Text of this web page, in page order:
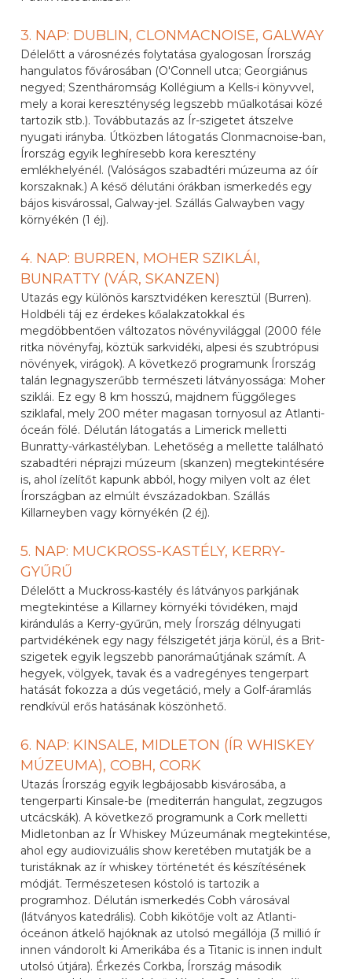
3. NAP: DUBLIN, CLONMACNOISE, GALWAY
Délelőtt a városnézés folytatása gyalogosan Írország
hangulatos fővárosában (O'Connell utca; Georgiánus
negyed; Szentháromság Kollégium a Kells-i könyvvel,
mely a korai kereszténység legszebb műalkotásai közé
tartozik stb.). Továbbutazás az Ír-szigetet átszelve
nyugati irányba. Útközben látogatás Clonmacnoise-ban,
Írország egyik leghíresebb kora keresztény
emlékhelyénél. (Valóságos szabadtéri múzeuma az óír
korszaknak.) A késő délutáni órákban ismerkedés egy
bájos kisvárossal, Galway-jel. Szállás Galwayben vagy
környékén (1 éj).
4. NAP: BURREN, MOHER SZIKLÁI,
BUNRATTY (VÁR, SKANZEN)
Utazás egy különös karsztvidéken keresztül (Burren).
Holdbéli táj ez érdekes kőalakzatokkal és
megdöbbentően változatos növényvilággal (2000 féle
ritka növényfaj, köztük sarkvidéki, alpesi és szubtrópusi
növények, virágok). A következő programunk Írország
talán legnagyszerűbb természeti látványossága: Moher
sziklái. Ez egy 8 km hosszú, majdnem függőleges
sziklafal, mely 200 méter magasan tornyosul az Atlanti-
óceán fölé. Délután látogatás a Limerick melletti
Bunratty-várkastélyban. Lehetőség a mellette található
szabadtéri néprajzi múzeum (skanzen) megtekintésére
is, ahol ízelítőt kapunk abból, hogy milyen volt az élet
Írországban az elmúlt évszázadokban. Szállás
Killarneyben vagy környékén (2 éj).
5. NAP: MUCKROSS-KASTÉLY, KERRY-
GYŰRŰ
Délelőtt a Muckross-kastély és látványos parkjának
megtekintése a Killarney környéki tóvidéken, majd
kirándulás a Kerry-gyűrűn, mely Írország délnyugati
partvidékének egy nagy félszigetét járja körül, és a Brit-
szigetek egyik legszebb panorámaútjának számít. A
hegyek, völgyek, tavak és a vadregényes tengerpart
hatását fokozza a dús vegetáció, mely a Golf-áramlás
rendkívül erős hatásának köszönhető.
6. NAP: KINSALE, MIDLETON (ÍR WHISKEY
MÚZEUMA), COBH, CORK
Utazás Írország egyik legbájosabb kisvárosába, a
tengerparti Kinsale-be (mediterrán hangulat, zegzugos
utcácskák). A következő programunk a Cork melletti
Midletonban az Ír Whiskey Múzeumának megtekintése,
ahol egy audiovizuális show keretében mutatják be a
turistáknak az ír whiskey történetét és készítésének
módját. Természetesen kóstoló is tartozik a
programhoz. Délután ismerkedés Cobh városával
(látványos katedrális). Cobh kikötője volt az Atlanti-
óceánon átkelő hajóknak az utolsó megállója (3 millió ír
innen vándorolt ki Amerikába és a Titanic is innen indult
utolsó útjára). Érkezés Corkba, Írország második